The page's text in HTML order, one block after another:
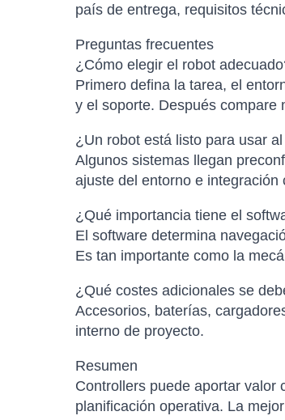
país de entrega, requisitos
Preguntas frecuentes
¿Cómo elegir el robot
Primero defina la tarea, el
y el soporte. Después compare
¿Un robot está listo para usar
Algunos sistemas llegan
ajuste del entorno e integración
¿Qué importancia tiene el
El software determina
Es tan importante como la
¿Qué costes adicionales se
Accesorios, baterías,
interno de proyecto.
Resumen
Controllers puede aportar valor
planificación operativa. La